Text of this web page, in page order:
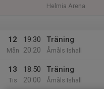
Helmia Arena
12
Mån
19:30
20:20
Träning
Åmåls Ishall
13
Tis
18:50
20:00
Träning
Åmåls Ishall